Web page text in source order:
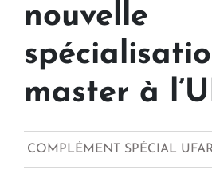
nouvelle
master à
COMPLÉMENT SPÉCIAL